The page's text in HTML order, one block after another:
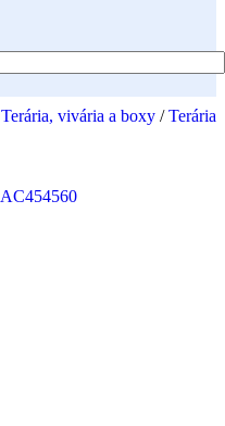
Terária, vivária a boxy / Terária